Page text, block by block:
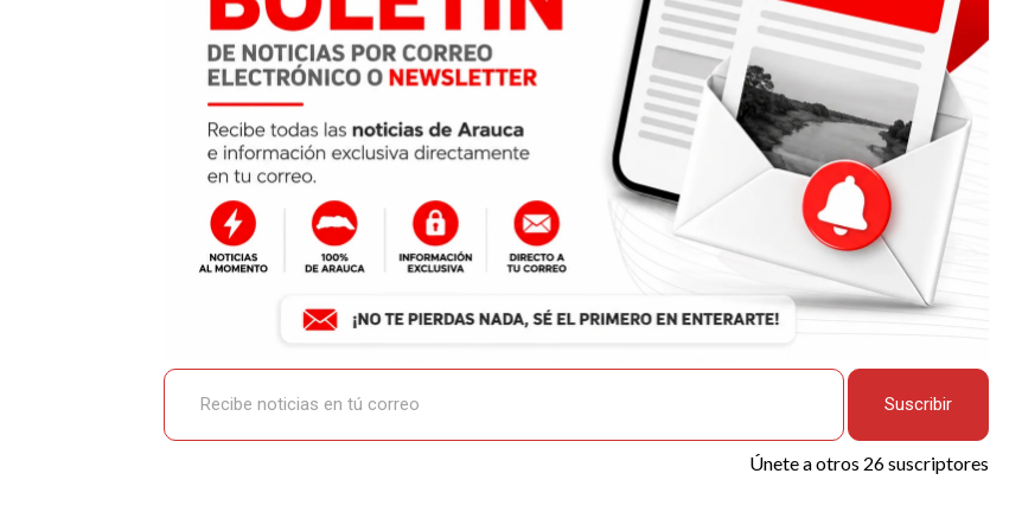
Recibe noticias en tú correo
Suscribir
Únete a otros 26 suscriptores